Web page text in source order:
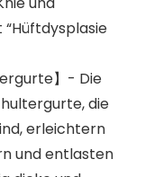
】- Die
die
erleichtern
und entlasten